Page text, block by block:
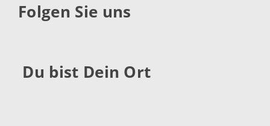
Folgen Sie uns
Du bist Dein Ort